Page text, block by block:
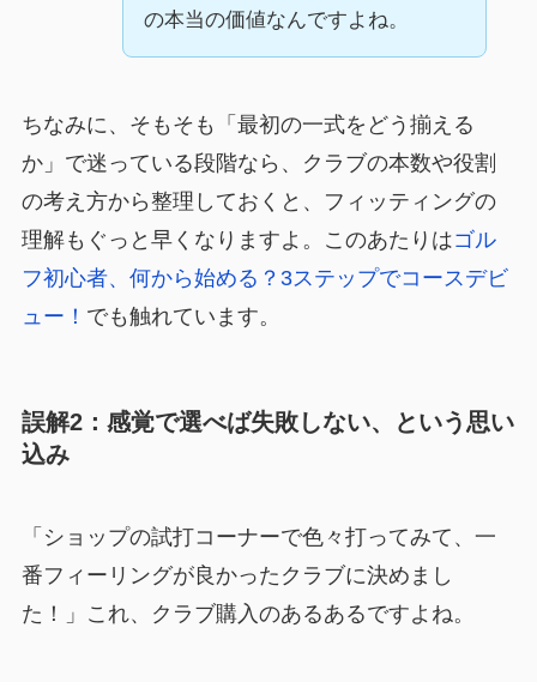
の本当の価値なんですよね。
ちなみに、そもそも「最初の一式をどう揃える
か」で迷っている段階なら、クラブの本数や役割
の考え方から整理しておくと、フィッティングの
理解もぐっと早くなりますよ。このあたりはゴル
フ初心者、何から始める？3ステップでコースデビ
ュー！ でも触れています。
誤解2：感覚で選べば失敗しない、という思い
込み
「ショップの試打コーナーで色々打ってみて、一
番フィーリングが良かったクラブに決めまし
た！」これ、クラブ購入のあるあるですよね。